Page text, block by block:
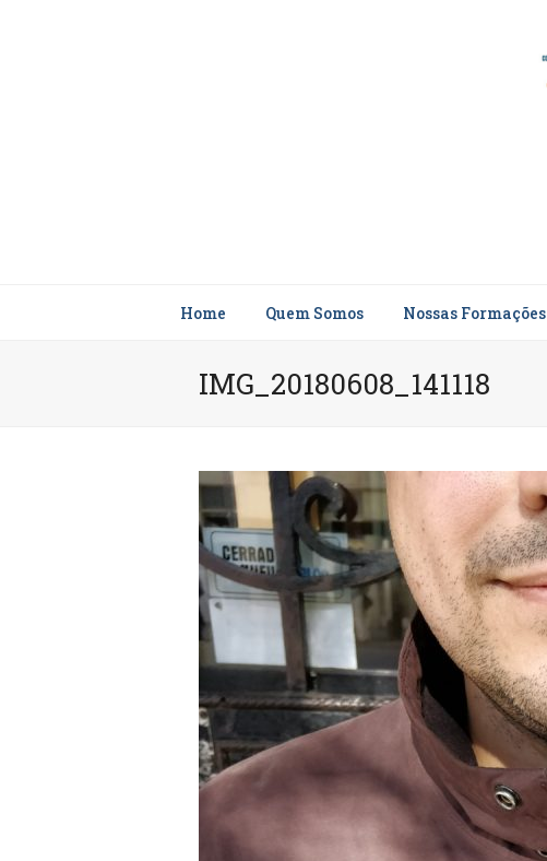
Home Quem Somos Nossas Formações
IMG_20180608_141118